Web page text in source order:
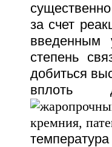
за счет
введенным
степень
добиться
вплоть